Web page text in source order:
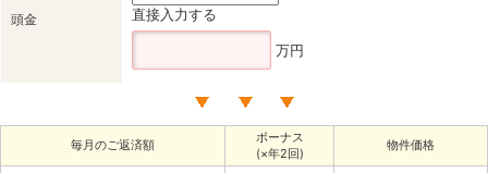
頭金 直接入力する
万円
毎月のご返済額
ボーナス
(×年2回)
物件価格